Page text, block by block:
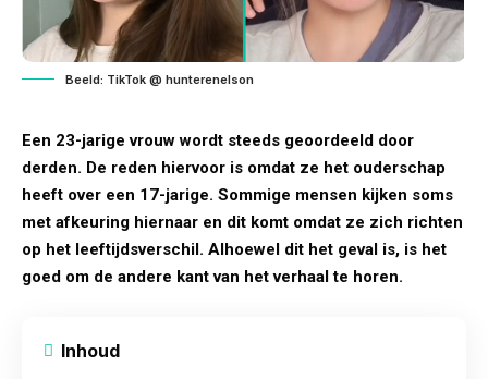
Beeld: TikTok @ hunterenelson
Een 23-jarige vrouw wordt steeds geoordeeld door
derden. De reden hiervoor is omdat ze het ouderschap
heeft over een 17-jarige. Sommige mensen kijken soms
met afkeuring hiernaar en dit komt omdat ze zich richten
op het leeftijdsverschil. Alhoewel dit het geval is, is het
goed om de andere kant van het verhaal te horen.
Inhoud